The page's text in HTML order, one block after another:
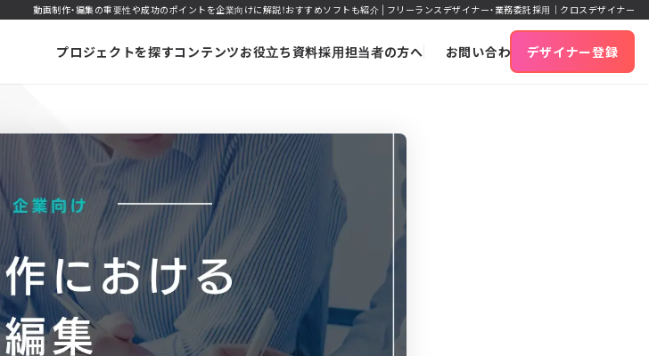
動画制作・編集の重要性や成功のポイントを企業向けに解説！おすすめソフトも紹介 | フリーランスデザイナー・業務委託採用｜クロスデザイナー
プロジェクトを探すコンテンツお役立ち資料採用担当者の方へ お問い合わせ デザイナー登録